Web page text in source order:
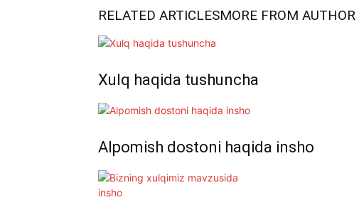
RELATED ARTICLESMORE FROM AUTHOR
Xulq haqida tushuncha
Alpomish dostoni haqida insho